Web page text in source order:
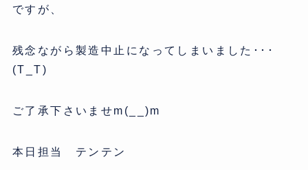
ですが、
残念ながら製造中止になってしまいました･･･
(T_T)
ご了承下さいませm(__)m
本日担当 テンテン